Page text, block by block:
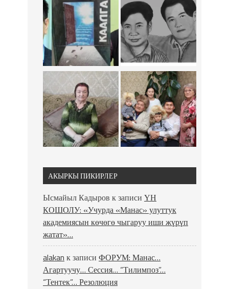
АКЫРКЫ ПИКИРЛЕР
Ысмайыл Кадыров к записи ҮН
КОШОЛУ: «Учурда «Манас» улуттук
академиясын көчөгө чыгаруу иши жүрүп
жатат»…
alakan к записи ФОРУМ: Манас…
Агартуучу… Сессия… “Тилимпоз”…
“Тентек”… Резолюция